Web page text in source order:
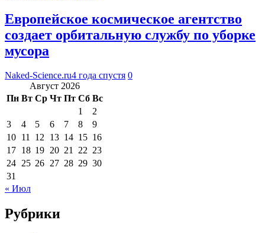
Европейское космическое агентство
создает орбитальную службу по уборке
мусора
Naked-Science.ru4 года спустя 0
Август 2026
Пн Вт Ср Чт Пт Сб Вс
1
2
3
4 5 6 7 8
9
10 11 12 13 14 15 16
17 18 19 20 21 22 23
24 25 26 27 28 29 30
31
« Июл
Рубрики